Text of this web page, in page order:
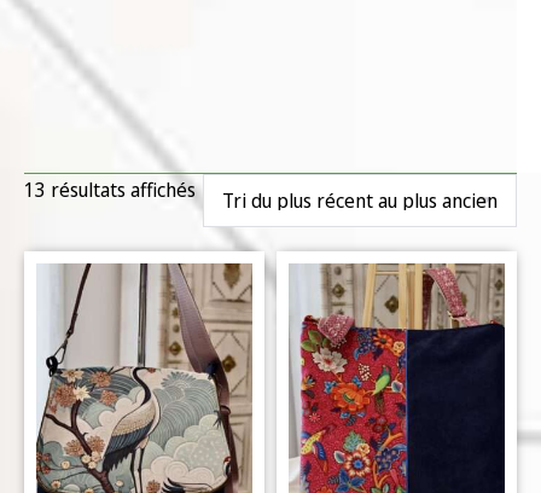
13 résultats affichés